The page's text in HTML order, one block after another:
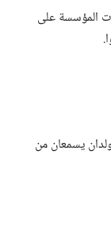
المؤسسة على
يسمعان من